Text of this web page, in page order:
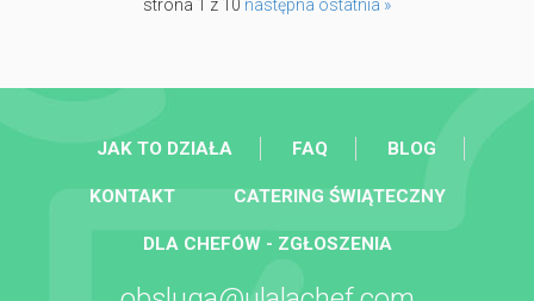
strona 1 z 10 następna ostatnia »
JAK TO DZIAŁA FAQ BLOG
KONTAKT CATERING ŚWIĄTECZNY
DLA CHEFÓW - ZGŁOSZENIA